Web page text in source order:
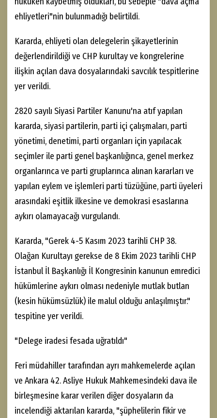
ehliyetleri"nin bulunmadığı belirtildi.
Kararda, ehliyeti olan delegelerin şikayetlerinin
değerlendirildiği ve CHP kurultay ve kongrelerine
ilişkin açılan dava dosyalarındaki savcılık tespitlerine
yer verildi.
2820 sayılı Siyasi Partiler Kanunu'na atıf yapılan
kararda, siyasi partilerin, parti içi çalışmaları, parti
yönetimi, denetimi, parti organları için yapılacak
seçimler ile parti genel başkanlığınca, genel merkez
organlarınca ve parti gruplarınca alınan kararları ve
yapılan eylem ve işlemleri parti tüzüğüne, parti üyeleri
arasındaki eşitlik ilkesine ve demokrasi esaslarına
aykırı olamayacağı vurgulandı.
Kararda, "Gerek 4-5 Kasım 2023 tarihli CHP 38.
Olağan Kurultayı gerekse de 8 Ekim 2023 tarihli CHP
İstanbul İl Başkanlığı İl Kongresinin kanunun emredici
hükümlerine aykırı olması nedeniyle mutlak butlan
(kesin hükümsüzlük) ile malul olduğu anlaşılmıştır."
tespitine yer verildi.
"Delege iradesi fesada uğratıldı"
Feri müdahiller tarafından ayrı mahkemelerde açılan
ve Ankara 42. Asliye Hukuk Mahkemesindeki dava ile
birleşmesine karar verilen diğer dosyaların da
incelendiği aktarılan kararda, "şüphelilerin fikir ve